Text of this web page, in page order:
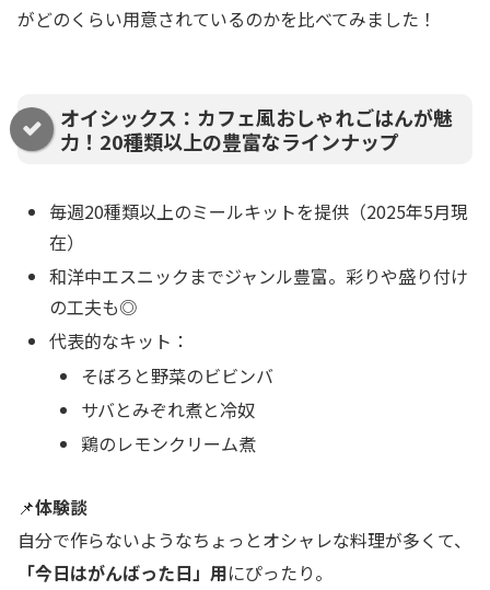
がどのくらい用意されているのかを比べてみました！
オイシックス：カフェ風おしゃれごはんが魅
力！20種類以上の豊富なラインナップ
毎週20種類以上のミールキットを提供（2025年5月現
在）
和洋中エスニックまでジャンル豊富。彩りや盛り付け
の工夫も◎
代表的なキット：
そぼろと野菜のビビンバ
サバとみぞれ煮と冷奴
鶏のレモンクリーム煮
📌体験談
自分で作らないようなちょっとオシャレな料理が多くて、
「今日はがんばった日」用にぴったり。